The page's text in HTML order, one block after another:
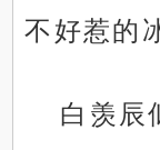
不好惹的
白羡辰